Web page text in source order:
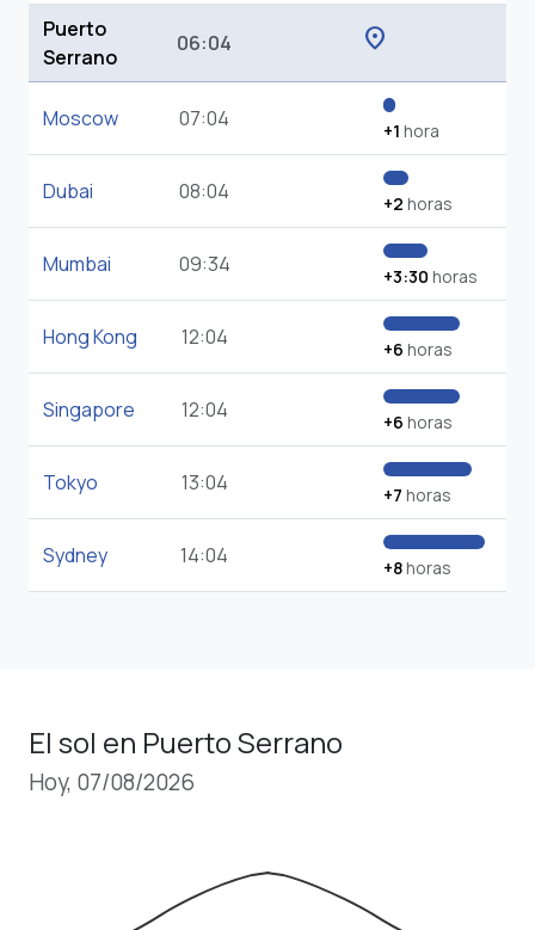
Puerto
Serrano
06:04 location_on
Moscow 07:04 +1 hora
Dubai 08:04 +2 horas
Mumbai 09:34 +3:30 horas
Hong Kong 12:04 +6 horas
Singapore 12:04 +6 horas
Tokyo 13:04 +7 horas
Sydney 14:04 +8horas
El sol en Puerto Serrano
Hoy, 07/08/2026